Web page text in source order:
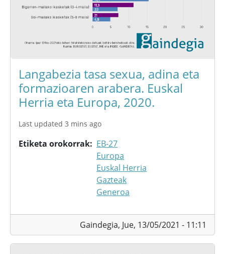
Langabezia tasa sexua, adina eta
formazioaren arabera. Euskal
Herria eta Europa, 2020.
Last updated 3 mins ago
Etiketa orokorrak
EB-27
Europa
Euskal Herria
Gazteak
Generoa
Gaindegia, Jue, 13/05/2021 - 11:11